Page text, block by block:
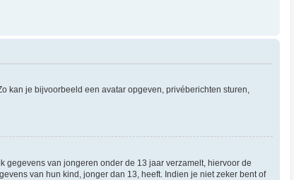
kan je bijvoorbeeld een avatar opgeven, privéberichten sturen,
gegevens van jongeren onder de 13 jaar verzamelt, hiervoor de
van hun kind, jonger dan 13, heeft. Indien je niet zeker bent of